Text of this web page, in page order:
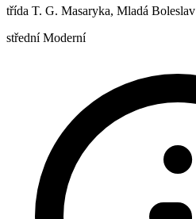
třída T. G. Masaryka, Mladá Boleslav
střední Moderní